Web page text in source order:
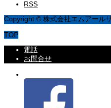
RSS
Copyright © 株式会社エムアール
TOP
電話
お問合せ